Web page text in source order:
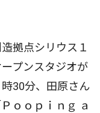
拠点シリウス１
プンスタジオが
30分、田原さん
ｏｏｐｉｎｇ ａ